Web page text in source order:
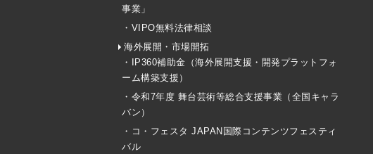
事業」
・VIPO無料法律相談
海外展開・市場開拓
・IP360補助金（海外展開支援・開発プラットフォ
ーム構築支援）
・令和7年度 舞台芸術等総合支援事業（全国キャラ
バン）
・コ・フェスタ JAPAN国際コンテンツフェスティ
バル